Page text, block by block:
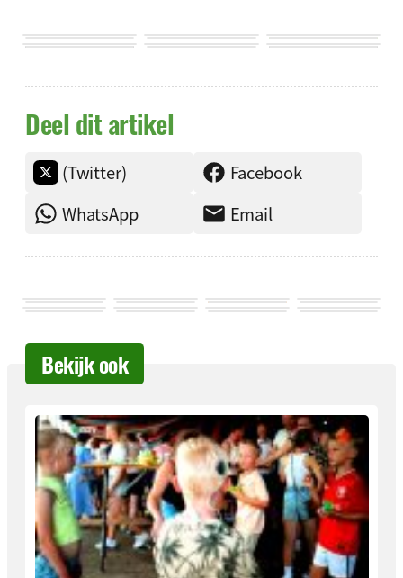
Deel dit artikel
(Twitter)
Facebook
WhatsApp
Email
Bekijk ook